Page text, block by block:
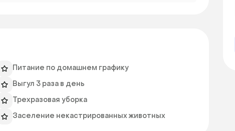
Питание по домашнем графику
Выгул 3 раза в день
Трехразовая уборка
Заселение некастрированных животных